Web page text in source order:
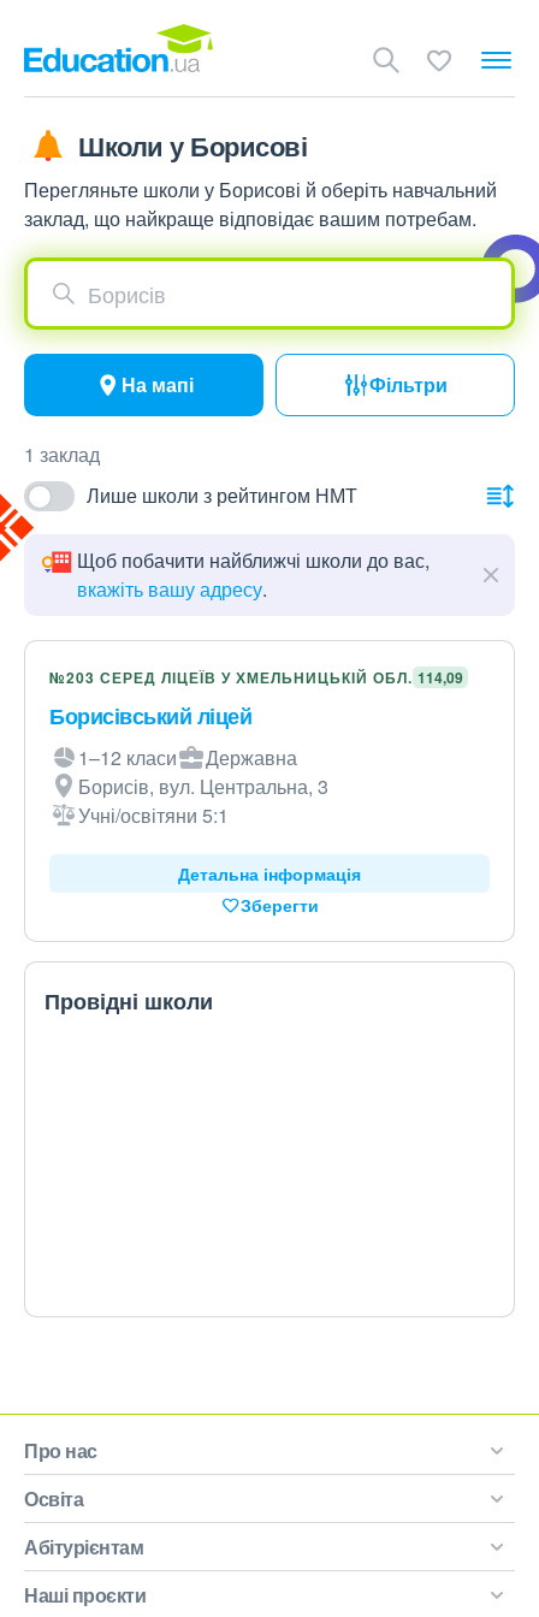
Школи у Борисові
Перегляньте школи у Борисові й оберіть навчальний
заклад, що найкраще відповідає вашим потребам.
Борисів
На мапі Фільтри
1 заклад
Лише школи з рейтингом НМТ
Щоб побачити найближчі школи до вас,
вкажіть вашу адресу.
№203 СЕРЕД ЛІЦЕЇВ У ХМЕЛЬНИЦЬКІЙ ОБЛ. 114,09
Борисівський ліцей
1–12 класи
Державна
Борисів, вул. Центральна, 3
Учні/освітяни 5:1
Детальна інформація
Зберегти
Провідні школи
Про нас
Освіта
Абітурієнтам
Наші проєкти